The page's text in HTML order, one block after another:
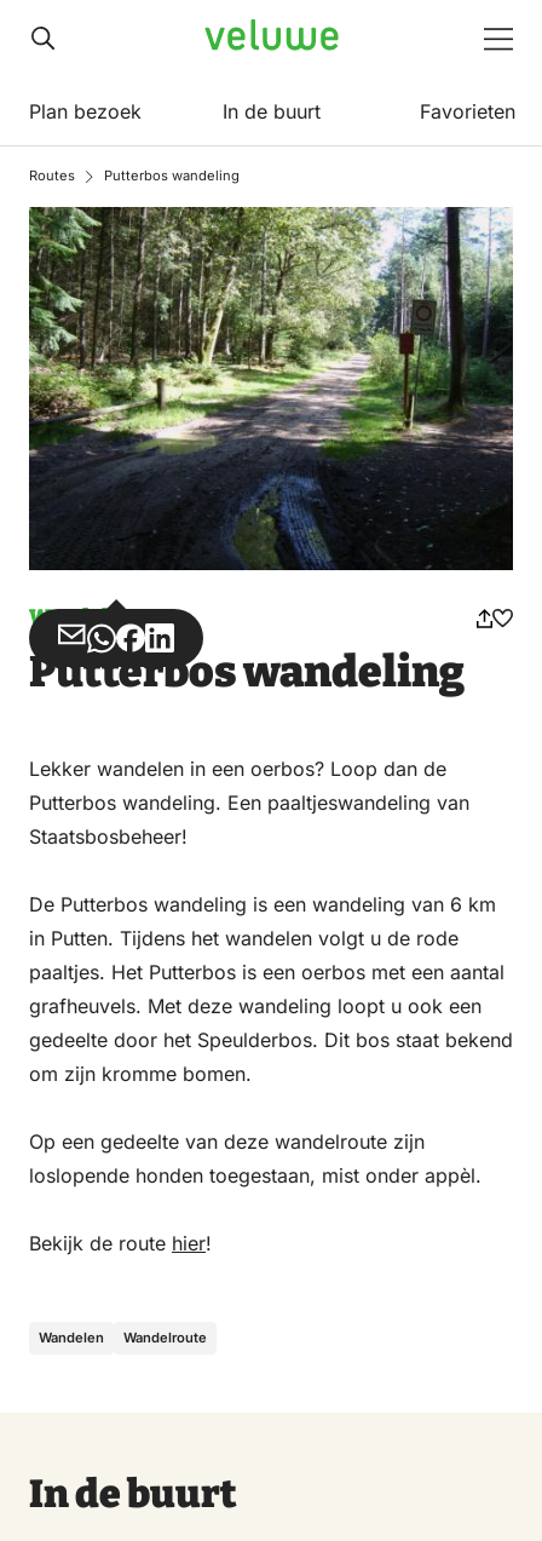
Veluwe
Plan bezoek In de buurt Favorieten
Routes Putterbos wandeling
Wandelen
Deel
via
Deel
via
Deel
op
Deel
op
Putterbos wandeling
Lekker wandelen in een oerbos? Loop dan de
Putterbos wandeling. Een paaltjeswandeling van
Staatsbosbeheer!
De Putterbos wandeling is een wandeling van 6 km
in Putten. Tijdens het wandelen volgt u de rode
paaltjes. Het Putterbos is een oerbos met een aantal
grafheuvels. Met deze wandeling loopt u ook een
gedeelte door het Speulderbos. Dit bos staat bekend
om zijn kromme bomen.
Op een gedeelte van deze wandelroute zijn
loslopende honden toegestaan, mist onder appèl.
Bekijk de route hier!
Wandelen Wandelroute
In de buurt